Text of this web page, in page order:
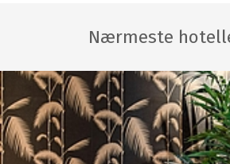
Nærmeste